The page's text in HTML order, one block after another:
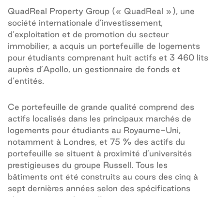
QuadReal Property Group (« QuadReal »), une
société internationale d’investissement,
d’exploitation et de promotion du secteur
immobilier, a acquis un portefeuille de logements
pour étudiants comprenant huit actifs et 3 460 lits
auprès d’Apollo, un gestionnaire de fonds et
d’entités.
Ce portefeuille de grande qualité comprend des
actifs localisés dans les principaux marchés de
logements pour étudiants au Royaume-Uni,
notamment à Londres, et 75 % des actifs du
portefeuille se situent à proximité d’universités
prestigieuses du groupe Russell. Tous les
bâtiments ont été construits au cours des cinq à
sept dernières années selon des spécifications